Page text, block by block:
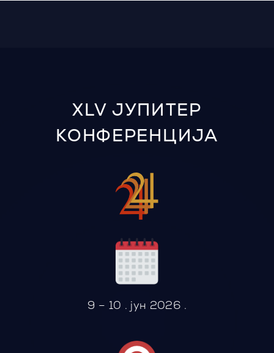
XLV ЈУПИТЕР
КОНФЕРЕНЦИЈА
9 – 10 . јун 2026 .